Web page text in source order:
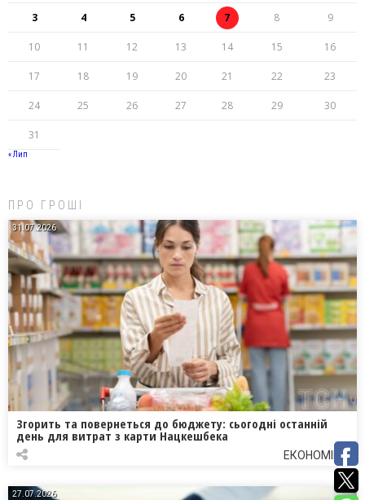
3 4 5 6 7 8 9
10 11 12 13 14 15 16
17 18 19 20 21 22 23
24 25 26 27 28 29 30
31
« Лип
ПРО ГРОШІ
31.07.2026
Згорить та повернеться до бюджету: сьогодні останній
день для витрат з карти Нацкешбека
ЕКОНОМІКА
27.07.2026